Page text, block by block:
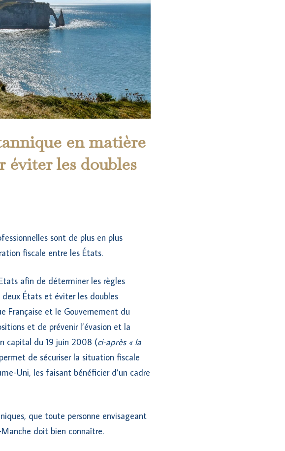
en matière
éviter les doubles
sont de plus en plus
fiscale entre les États.
afin de déterminer les règles
deux États et éviter les doubles
Française et le Gouvernement du
et de prévenir l’évasion et la
capital du 19 juin 2008 (ci-après « la
de sécuriser la situation fiscale
Uni, les faisant bénéficier d’un cadre
que toute personne envisageant
doit bien connaître.